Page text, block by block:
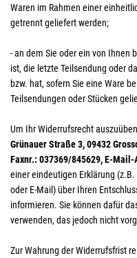
Waren im Rahmen einer
getrennt geliefert werden;
- an dem Sie oder ein von Ihnen
ist, die letzte Teilsendung oder
bzw. hat, sofern Sie eine Ware
Teilsendungen oder Stücken
Um Ihr Widerrufsrecht
Grünauer Straße 3, 09432
Faxnr.: 037369/845629, E-
einer eindeutigen Erklärung
oder E-Mail) über Ihren
informieren. Sie können dafür
verwenden, das jedoch nicht
Zur Wahrung der Widerrufsfrist